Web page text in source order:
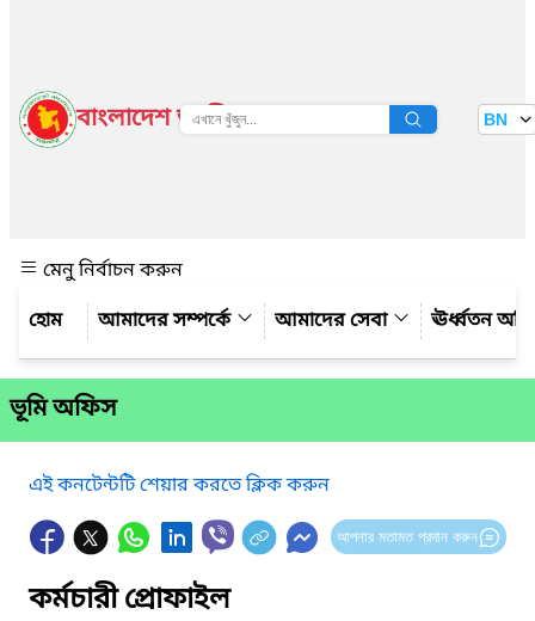
বাংলাদেশ জাতীয় তথ্য বাতায়ন BN
মেনু নির্বাচন করুন
আমাদের সম্পর্কে
আমাদের সেবা ঊর্ধ্বতন
ভূমি অফিস
এই কনটেন্টটি শেয়ার করতে ক্লিক করুন
আপনার মতামত প্রদান করুন
কর্মচারী প্রোফাইল